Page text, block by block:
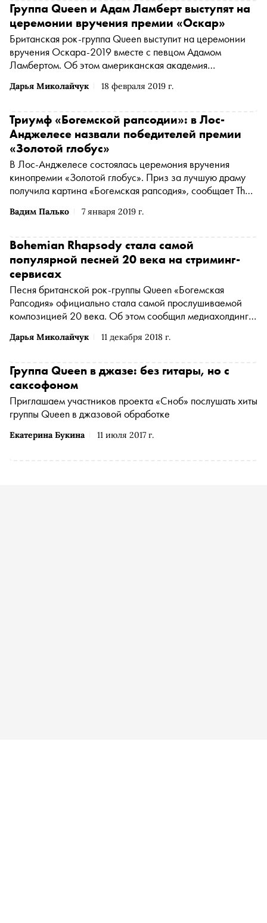
Дарья Миколайчук 18 февраля 2019 г.
Группа Queen и Адам Ламберт выступят на
церемонии вручения премии «Оскар»
Британская рок-группа Queen выступит на церемонии
вручения Оскара-2019 вместе с певцом Адамом
Ламбертом. Об этом американская академия
Вадим Палько 7 января 2019 г.
Триумф «Богемской рапсодии»: в Лос-
Анджелесе назвали победителей премии
«Золотой глобус»
В Лос-Анджелесе состоялась церемония вручения
кинопремии «Золотой глобус». Приз за лучшую драму
получила картина «Богемская рапсодия», сообщает The
Дарья Миколайчук 11 декабря 2018 г.
Bohemian Rhapsody стала самой
популярной песней 20 века на стриминг-
сервисах
Песня британской рок-группы Queen «Богемская
Рапсодия» официально стала самой прослушиваемой
композицией 20 века. Об этом сообщил медиахолдинг
Екатерина Букина 11 июля 2017 г.
Группа Queen в джазе: без гитары, но с
саксофоном
Приглашаем участников проекта «Сноб» послушать хиты
группы Queen в джазовой обработке